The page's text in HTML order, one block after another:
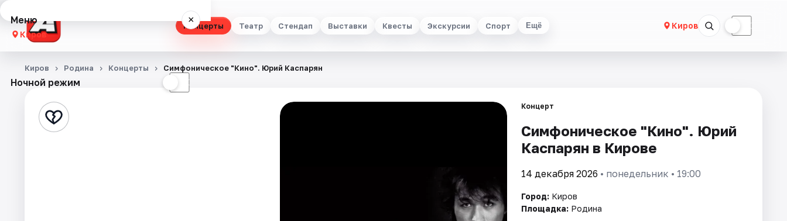
Концерты Театр Стендап Выставки Квесты Экскурсии Спорт Ещё Киров ☾
Меню ×
Киров
Концерты
Стендап
Ночной режим ☾
Киров Родина Концерты Симфоническое "Кино". Юрий Каспарян
Концерт
Симфоническое "Кино". Юрий
Каспарян в Кирове
14 декабря 2026 • понедельник • 19:00
Город: Киров
Площадка: Родина